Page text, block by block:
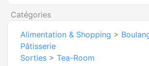
Catégories
Alimentation & Shopping >
Pâtisserie
Sorties > Tea-Room